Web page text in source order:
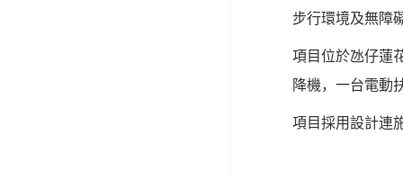
步行環境及無障
項目位於氹仔蓮
降機，一台電動
項目採用設計連